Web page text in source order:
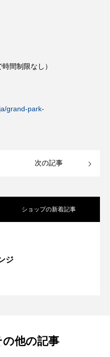
間制限なし）
grand-park-
次の記事
ショップの新着記事
ジ
」タヌーンティ「クリス
の他の記事